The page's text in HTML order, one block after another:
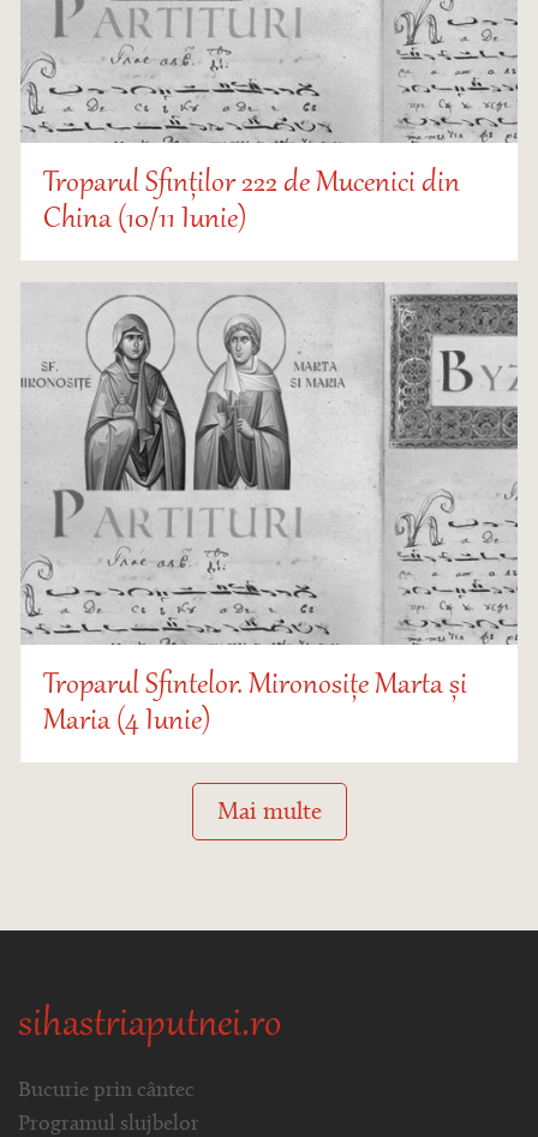
Troparul Sfinților 222 de Mucenici din
China (10/11 Iunie)
Troparul Sfintelor. Mironosițe Marta și
Maria (4 Iunie)
Mai multe
sihastriaputnei.ro
Bucurie prin cântec
Programul slujbelor